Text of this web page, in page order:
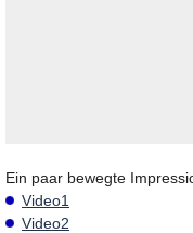
Ein paar bewegte
Video1
Video2